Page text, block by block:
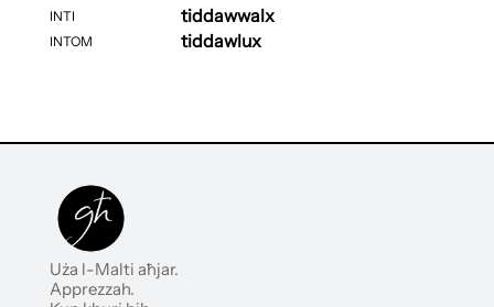
INTI
INTOM
tiddawwalx
tiddawlux
Uża l-Malti aħjar.
Apprezzah.